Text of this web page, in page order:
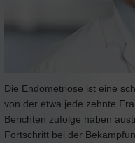
Die Endometriose ist eine
von der etwa jede zehnte
Berichten zufolge haben
Fortschritt bei der